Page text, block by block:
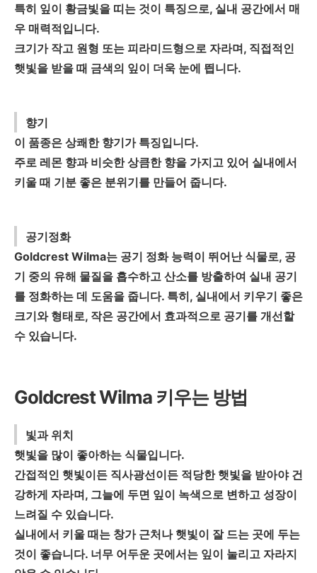
특히 잎이 황금빛을 띠는 것이 특징으로, 실내 공간에서 매
우 매력적입니다.
크기가 작고 원형 또는 피라미드형으로 자라며, 직접적인
햇빛을 받을 때 금색의 잎이 더욱 눈에 띕니다.
향기
이 품종은 상쾌한 향기가 특징입니다.
주로 레몬 향과 비슷한 상큼한 향을 가지고 있어 실내에서
키울 때 기분 좋은 분위기를 만들어 줍니다.
공기정화
Goldcrest Wilma는 공기 정화 능력이 뛰어난 식물로, 공
기 중의 유해 물질을 흡수하고 산소를 방출하여 실내 공기
를 정화하는 데 도움을 줍니다. 특히, 실내에서 키우기 좋은
크기와 형태로, 작은 공간에서 효과적으로 공기를 개선할
수 있습니다.
Goldcrest Wilma 키우는 방법
빛과 위치
햇빛을 많이 좋아하는 식물입니다.
간접적인 햇빛이든 직사광선이든 적당한 햇빛을 받아야 건
강하게 자라며, 그늘에 두면 잎이 녹색으로 변하고 성장이
느려질 수 있습니다.
실내에서 키울 때는 창가 근처나 햇빛이 잘 드는 곳에 두는
것이 좋습니다. 너무 어두운 곳에서는 잎이 눌리고 자라지